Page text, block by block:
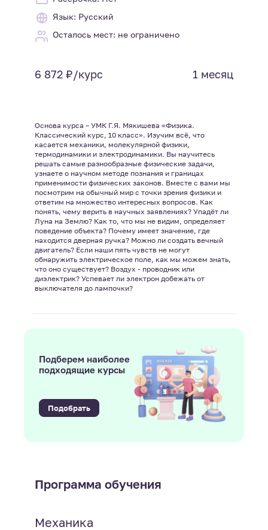
Язык: Русский
Осталось мест: не ограничено
6 872 ₽/курс 1 месяц
Основа курса – УМК Г.Я. Мякишева «Физика.
Классический курс, 10 класс». Изучим всё, что
касается механики, молекулярной физики,
термодинамики и электродинамики. Вы научитесь
решать самые разнообразные физические задачи,
узнаете о научном методе познания и границах
применимости физических законов. Вместе с вами мы
посмотрим на обычный мир с точки зрения физики и
ответим на множество интересных вопросов. Как
понять, чему верить в научных заявлениях? Упадёт ли
Луна на Землю? Как то, что мы не видим, определяет
поведение объекта? Почему имеет значение, где
находится дверная ручка? Можно ли создать вечный
двигатель? Если наши пять чувств не могут
обнаружить электрическое поле, как мы можем знать,
что оно существует? Воздух - проводник или
диэлектрик? Успевает ли электрон добежать от
выключателя до лампочки?
Подберем наиболее
подходящие курсы
Подобрать
Программа обучения
Механика